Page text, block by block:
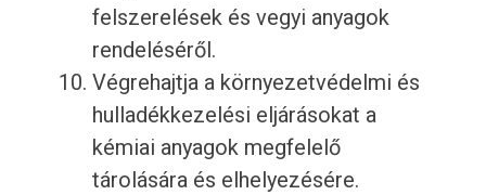
felszerelések és vegyi anyagok
rendeléséről.
Végrehajtja a környezetvédelmi és
hulladékkezelési eljárásokat a
kémiai anyagok megfelelő
tárolására és elhelyezésére.